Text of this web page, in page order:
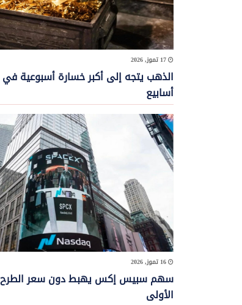
الذهب يتجه إلى أكبر خسارة أسبوعية
أسابيع
سهم سبيس إكس يهبط دون سعر الطرح
الأولى